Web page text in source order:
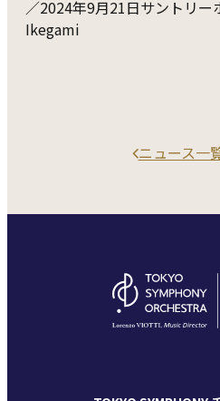
／2024年9月21日サントリ
Ikegami
ニュース一